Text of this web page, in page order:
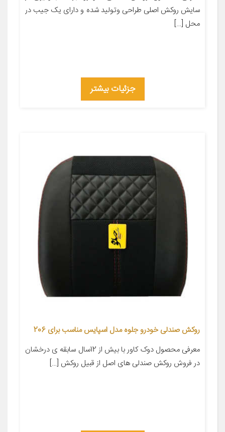
سایش روکش اصلی طراحی وتولید شده و دارای یک جیب در
محل […]
جزئیات بیشتر
روکش صندلی خودرو جلوه مدل اسپایس مناسب برای 206
معرفی محصول دوک کاور با بیش از 12سال سابقه ی درخشان
در فروش روکش صندلی های اصل از قبیل روکش […]